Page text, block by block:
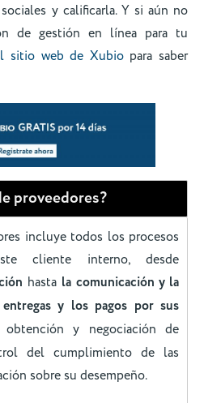
y calificarla. Y si aún no
de gestión en línea para tu
sitio web de Xubiopara saber
proveedores?
incluye todos los procesos
cliente interno, desde
hasta la comunicación y la
y los pagos por sus
y negociación de
del cumplimiento de las
sobre su desempeño.